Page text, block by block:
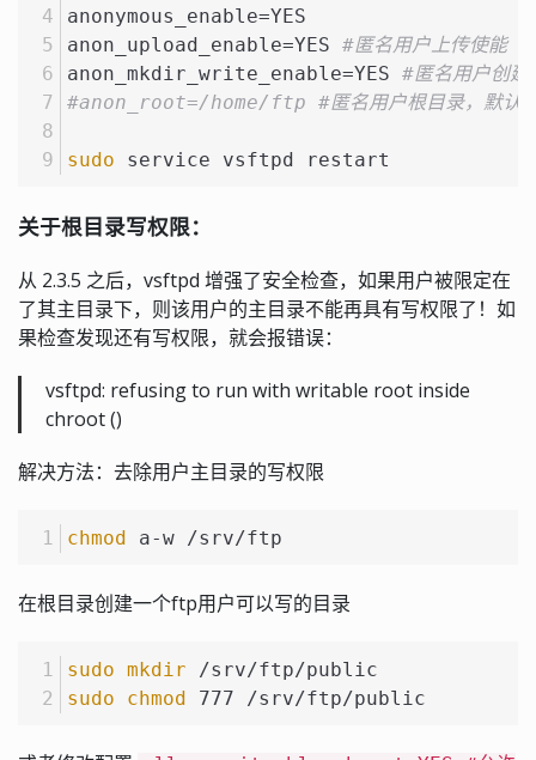
anonymous_enable=YES
anon_upload_enable=YES #匿名用户上传使能
anon_mkdir_write_enable=YES #匿名用户创建
#anon_root=/home/ftp #匿名用户根目录，默
sudo service vsftpd restart
关于根目录写权限：
从 2.3.5 之后，vsftpd 增强了安全检查，如果用户被限定在
了其主目录下，则该用户的主目录不能再具有写权限了！如
果检查发现还有写权限，就会报错误：
vsftpd: refusing to run with writable root inside
chroot ()
解决方法：去除用户主目录的写权限
chmod a-w /srv/ftp
在根目录创建一个ftp用户可以写的目录
sudo mkdir /srv/ftp/public
sudo
chmod 777 /srv/ftp/public